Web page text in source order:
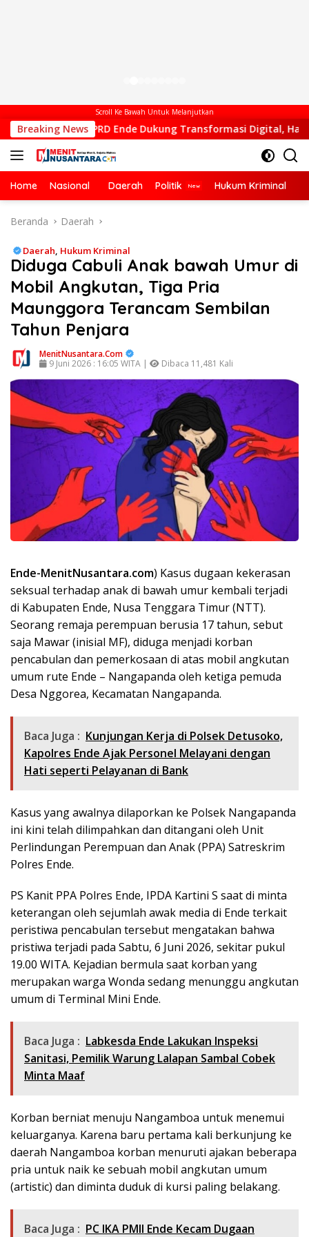
Scroll Ke Bawah Untuk Melanjutkan
Breaking News
DPRD Ende Dukung Transformasi Digital, Hadiri Peluncuran
Home Nasional Daerah Politik Hukum Kriminal
Beranda Daerah
Daerah, Hukum Kriminal
Diduga Cabuli Anak bawah Umur di
Mobil Angkutan, Tiga Pria
Maunggora Terancam Sembilan
Tahun Penjara
MenitNusantara.Com
9 Juni 2026 : 16:05 WITA |
Dibaca 11,481 Kali
Ende-MenitNusantara.com) Kasus dugaan kekerasan
seksual terhadap anak di bawah umur kembali terjadi
di Kabupaten Ende, Nusa Tenggara Timur (NTT).
Seorang remaja perempuan berusia 17 tahun, sebut
saja Mawar (inisial MF), diduga menjadi korban
pencabulan dan pemerkosaan di atas mobil angkutan
umum rute Ende – Nangapanda oleh ketiga pemuda
Desa Nggorea, Kecamatan Nangapanda.
Baca Juga : Kunjungan Kerja di Polsek Detusoko,
Kapolres Ende Ajak Personel Melayani dengan
Hati seperti Pelayanan di Bank
Kasus yang awalnya dilaporkan ke Polsek Nangapanda
ini kini telah dilimpahkan dan ditangani oleh Unit
Perlindungan Perempuan dan Anak (PPA) Satreskrim
Polres Ende.
PS Kanit PPA Polres Ende, IPDA Kartini S saat di minta
keterangan oleh sejumlah awak media di Ende terkait
peristiwa pencabulan tersebut mengatakan bahwa
pristiwa terjadi pada Sabtu, 6 Juni 2026, sekitar pukul
19.00 WITA. Kejadian bermula saat korban yang
merupakan warga Wonda sedang menunggu angkutan
umum di Terminal Mini Ende.
Baca Juga : Labkesda Ende Lakukan Inspeksi
Sanitasi, Pemilik Warung Lalapan Sambal Cobek
Minta Maaf
Korban berniat menuju Nangamboa untuk menemui
keluarganya. Karena baru pertama kali berkunjung ke
daerah Nangamboa korban menuruti ajakan beberapa
pria untuk naik ke sebuah mobil angkutan umum
(artistic) dan diminta duduk di kursi paling belakang.
Baca Juga : PC IKA PMII Ende Kecam Dugaan